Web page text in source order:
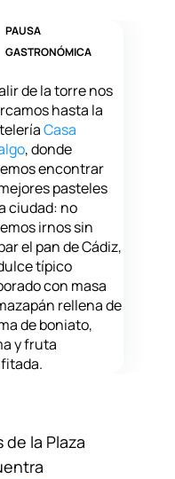
PAUSA
GASTRONÓMICA
de la torre nos
hasta la
Casa
, donde
encontrar
pasteles
ciudad: no
irnos sin
el pan de Cádiz,
típico
con masa
rellena de
de boniato,
y fruta
la Plaza